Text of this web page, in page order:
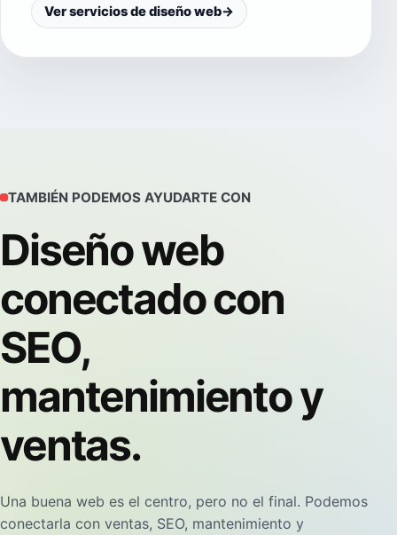
Ver servicios de diseño web→
TAMBIÉN PODEMOS AYUDARTE CON
Diseño web
conectado con
SEO,
mantenimiento y
ventas.
Una buena web es el centro, pero no el final. Podemos
conectarla con ventas, SEO, mantenimiento y